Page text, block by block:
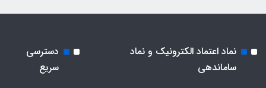
نماد اعتماد الکترونیک و نماد
ساماندهی
دسترسی
سریع